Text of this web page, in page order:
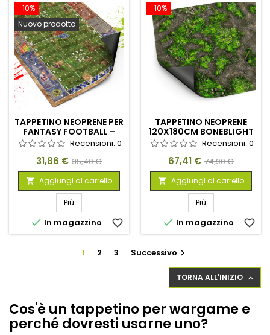
-10%
Nuovo prodotto
TAPPETINO NEOPRENE PER
FANTASY FOOTBALL –
BLOODGRASS PITCH
Recensioni: 0
Prezzo
31,86 € Prezzo
base
35,40 €
 Aggiungi al carrello
Più
 In magazzino favorite_border
-10%
TAPPETINO NEOPRENE
120X180CM BONEBLIGHT
MARSHRecensioni: 0
Prezzo
67,41 € Prezzo
base
74,90 €
 Aggiungi al carrello
Più
 In magazzino favorite_border
1 2 3 Successivo 
TORNA ALL'INIZIO 
Cos'è un tappetino per wargame e
perché dovresti usarne uno?